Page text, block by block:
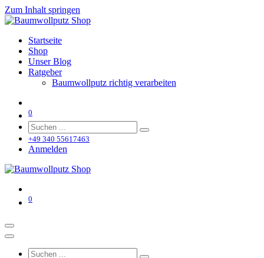
Zum Inhalt springen
Startseite
Shop
Unser Blog
Ratgeber
Baumwollputz richtig verarbeiten
0
+49 340 55617463
Anmelden
0